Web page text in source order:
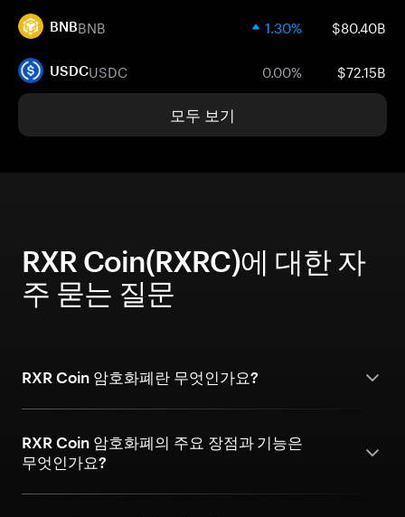
BNBBNB 1.30% $80.40B
USDCUSDC 0.00% $72.15B
모두 보기
RXR Coin(RXRC)에 대한 자
주 묻는 질문
RXR Coin 암호화폐란 무엇인가요?
RXR Coin 암호화폐의 주요 장점과 기능은
무엇인가요?